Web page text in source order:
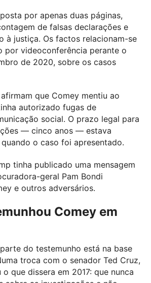
por apenas duas páginas,
de falsas declarações e
à justiça. Os factos relacionam-se
por videoconferência perante o
de 2020, sobre os casos
que Comey mentiu ao
autorizado fugas de
social. O prazo legal para
— cinco anos — estava
o caso foi apresentado.
tinha publicado uma mensagem
geral Pam Bondi
e outros adversários.
Comey em
do testemunho está na base
troca com o senador Ted Cruz,
que dissera em 2017: que nunca